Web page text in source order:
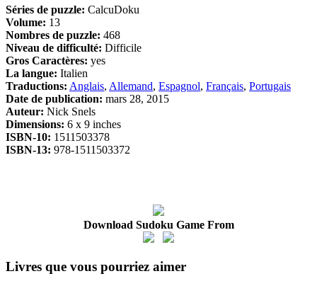
Séries de puzzle: CalcuDoku
Volume: 13
Nombres de puzzle: 468
Niveau de difficulté: Difficile
Gros Caractères: yes
La langue: Italien
Traductions: Anglais, Allemand, Espagnol, Français, Portugais
Date de publication: mars 28, 2015
Auteur: Nick Snels
Dimensions: 6 x 9 inches
ISBN-10: 1511503378
ISBN-13: 978-1511503372
Download Sudoku Game From
Livres que vous pourriez aimer